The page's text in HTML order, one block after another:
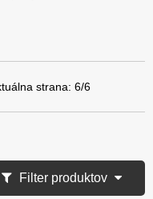
strana: 6/6
Filter produktov